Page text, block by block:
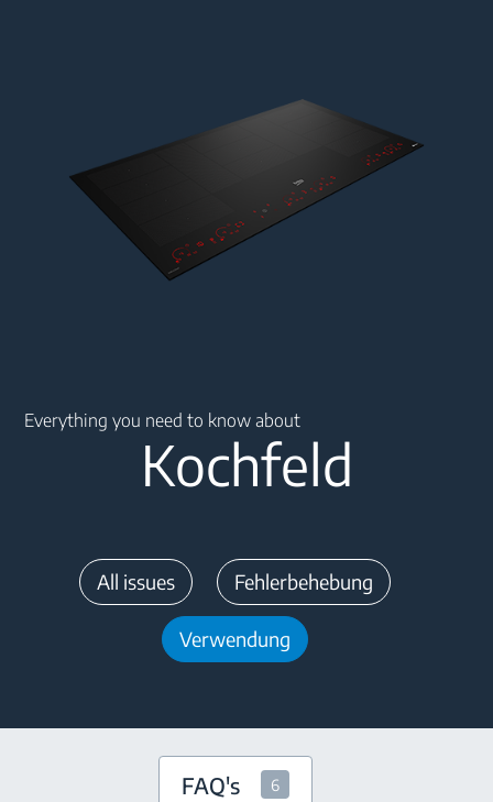
Everything you need to know about
Kochfeld
All issues Fehlerbehebung
Verwendung
FAQ's 6